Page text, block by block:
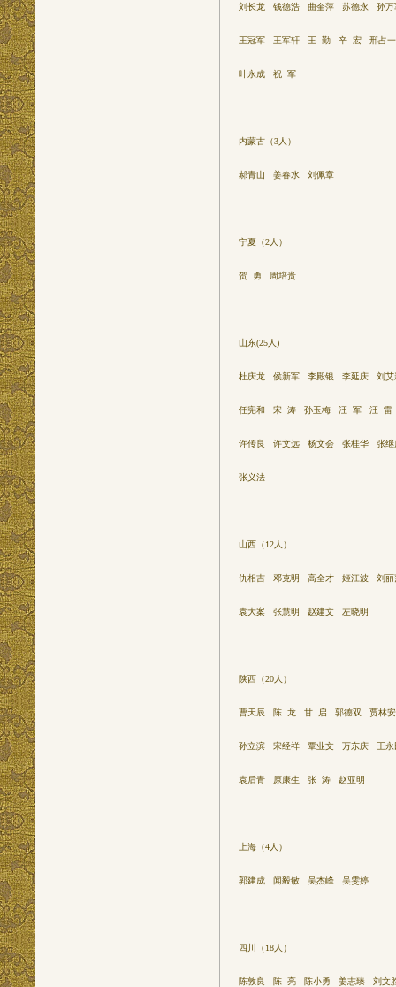
刘长龙 钱德浩 曲奎萍 苏德永 孙
王冠军 王军轩 王 勤 辛 宏 邢占
叶永成 祝 军
内蒙古（3人）
郝青山 姜春水 刘佩章
宁夏（2人）
贺 勇 周培贵
山东(25人)
杜庆龙 侯新军 李殿银 李延庆 刘
任宪和 宋 涛 孙玉梅 汪 军 汪 雷
许传良 许文远 杨文会 张桂华 张
张义法
山西（12人）
仇相吉 邓克明 高全才 姬江波 刘
袁大案 张慧明 赵建文 左晓明
陕西（20人）
曹天辰 陈 龙 甘 启 郭德双 贾林
孙立滨 宋经祥 覃业文 万东庆 王
袁后青 原康生 张 涛 赵亚明
上海（4人）
郭建成 闻毅敏 吴杰峰 吴雯婷
四川（18人）
陈敦良 陈 亮 陈小勇 姜志臻 刘文